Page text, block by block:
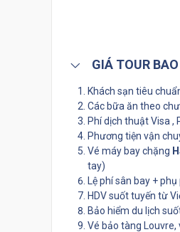
GIÁ TOUR
Khách sạn tiêu
Các bữa ăn theo
Phí dịch thuật Visa ,
Phương tiện vận
Vé máy bay chặng
tay)
Lệ phí sân bay +
HDV suốt tuyến từ
Bảo hiểm du lịch
Vé bảo tàng Louvre,